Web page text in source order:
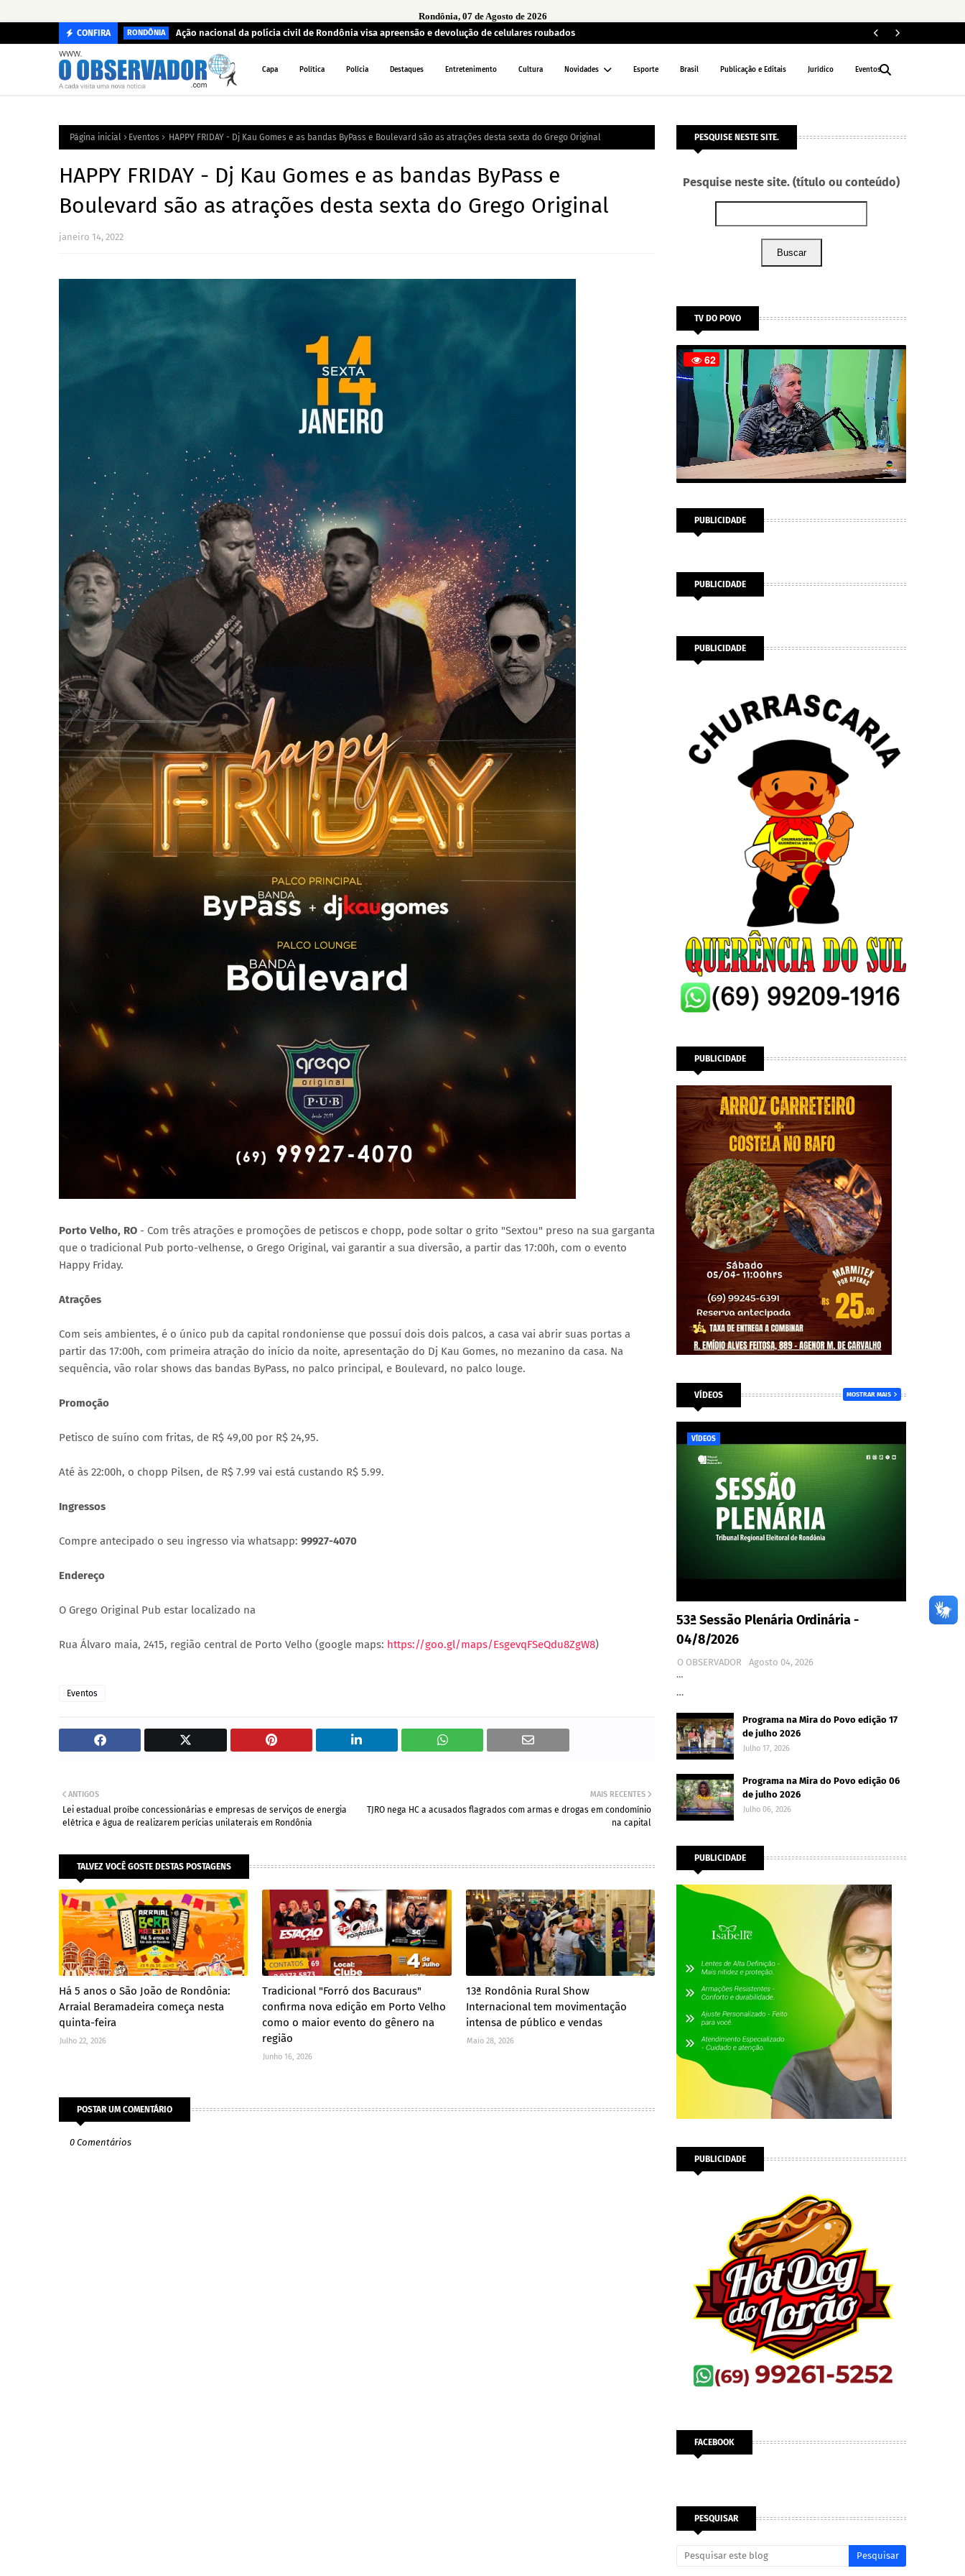
Rondônia, 07 de Agosto de 2026
CONFIRA RONDÔNIA Ação nacional da polícia civil de Rondônia visa apreensão e devolução de celulares roubados
Capa Política Polícia Destaques Entretenimento Cultura Novidades Esporte Brasil Publicação e Editais Jurídico Eventos
Página inicial Eventos HAPPY FRIDAY - Dj Kau Gomes e as bandas ByPass e Boulevard são as atrações desta sexta do Grego Original
HAPPY FRIDAY - Dj Kau Gomes e as bandas ByPass e
Boulevard são as atrações desta sexta do Grego Original
janeiro 14, 2022
Porto Velho, RO - Com três atrações e promoções de petiscos e chopp, pode soltar o grito "Sextou" preso na sua garganta
que o tradicional Pub porto-velhense, o Grego Original, vai garantir a sua diversão, a partir das 17:00h, com o evento
Happy Friday.
Atrações
Com seis ambientes, é o único pub da capital rondoniense que possuí dois dois palcos, a casa vai abrir suas portas a
partir das 17:00h, com primeira atração do início da noite, apresentação do Dj Kau Gomes, no mezanino da casa. Na
sequência, vão rolar shows das bandas ByPass, no palco principal, e Boulevard, no palco louge.
Promoção
Petisco de suíno com fritas, de R$ 49,00 por R$ 24,95.
Até às 22:00h, o chopp Pilsen, de R$ 7.99 vai está custando R$ 5.99.
Ingressos
Compre antecipado o seu ingresso via whatsapp: 99927-4070
Endereço
O Grego Original Pub estar localizado na
Rua Álvaro maia, 2415, região central de Porto Velho (google maps: https://goo.gl/maps/EsgevqFSeQdu8ZgW8)
Eventos
MAIS RECENTES
TJRO nega HC a acusados flagrados com armas e drogas em condomínio
na capital
ANTIGOS
Lei estadual proíbe concessionárias e empresas de serviços de energia
elétrica e água de realizarem perícias unilaterais em Rondônia
TALVEZ VOCÊ GOSTE DESTAS POSTAGENS
Há 5 anos o São João de Rondônia:
Arraial Beramadeira começa nesta
quinta-feira
Julho 22, 2026
Tradicional "Forró dos Bacuraus"
confirma nova edição em Porto Velho
como o maior evento do gênero na
região
Junho 16, 2026
13ª Rondônia Rural Show
Internacional tem movimentação
intensa de público e vendas
Maio 28, 2026
POSTAR UM COMENTÁRIO
0 Comentários
PESQUISE NESTE SITE.
Pesquise neste site. (título ou conteúdo)
Buscar
TV DO POVO
PUBLICIDADE
PUBLICIDADE
PUBLICIDADE
PUBLICIDADE
VÍDEOS MOSTRAR MAIS
VÍDEOS
53ª Sessão Plenária Ordinária -
04/8/2026
O OBSERVADOR
Agosto 04, 2026
…
…
Programa na Mira do Povo edição 17
de julho 2026
Julho 17, 2026
Programa na Mira do Povo edição 06
de julho 2026
Julho 06, 2026
PUBLICIDADE
PUBLICIDADE
FACEBOOK
PESQUISAR